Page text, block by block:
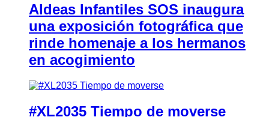
Aldeas Infantiles SOS inaugura
una exposición fotográfica que
rinde homenaje a los hermanos
en acogimiento
#XL2035 Tiempo de moverse